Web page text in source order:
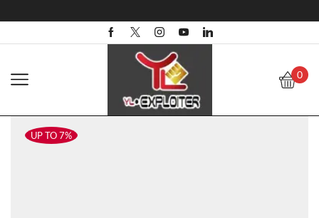
0
UP TO 7%